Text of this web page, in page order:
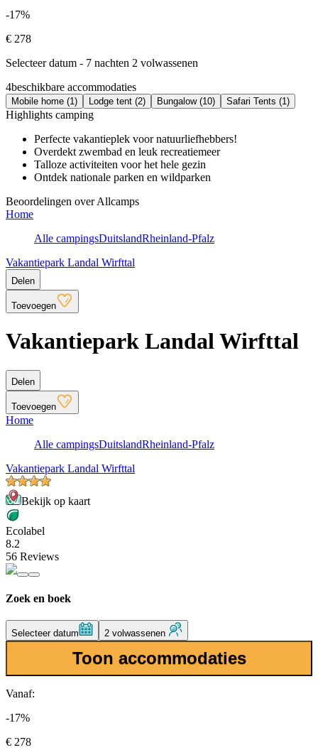
-17%
€ 278
Selecteer datum - 7 nachten 2 volwassenen
4beschikbare accommodaties
Mobile home (1) Lodge tent (2) Bungalow (10) Safari Tents (1)
Highlights camping
Perfecte vakantieplek voor natuurliefhebbers!
Overdekt zwembad en leuk recreatiemeer
Talloze activiteiten voor het hele gezin
Ontdek nationale parken en wildparken
Beoordelingen over Allcamps
Home
Alle campingsDuitslandRheinland-Pfalz
Vakantiepark Landal Wirfttal
Delen
Toevoegen
Vakantiepark Landal Wirfttal
Delen
Toevoegen
Home
Alle campingsDuitslandRheinland-Pfalz
Vakantiepark Landal Wirfttal
Bekijk op kaart
Ecolabel
8.2
56 Reviews
Zoek en boek
Selecteer datum 2 volwassenen
Toon accommodaties
Vanaf:
-17%
€ 278